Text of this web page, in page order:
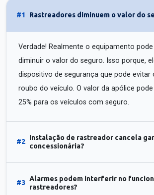
#1 Rastreadores diminuem o valor do
Verdade! Realmente o equipamento
diminuir o valor do seguro. Isso porque,
dispositivo de segurança que pode
roubo do veículo. O valor da apólice
25% para os veículos com seguro.
#2
Instalação de rastreador cancela
concessionária?
#3
Alarmes podem interferir no
rastreadores?